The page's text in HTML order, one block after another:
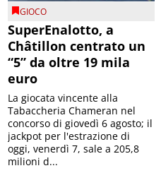
GIOCO
SuperEnalotto, a
Châtillon centrato un
“5” da oltre 19 mila
euro
La giocata vincente alla
Tabaccheria Chameran nel
concorso di giovedì 6 agosto; il
jackpot per l'estrazione di
oggi, venerdì 7, sale a 205,8
milioni d...